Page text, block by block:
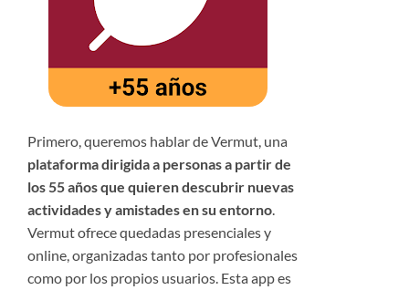
Primero, queremos hablar de Vermut, una
plataforma dirigida a personas a partir de
los 55 años que quieren descubrir nuevas
actividades y amistades en su entorno.
Vermut ofrece quedadas presenciales y
online, organizadas tanto por profesionales
como por los propios usuarios. Esta app es